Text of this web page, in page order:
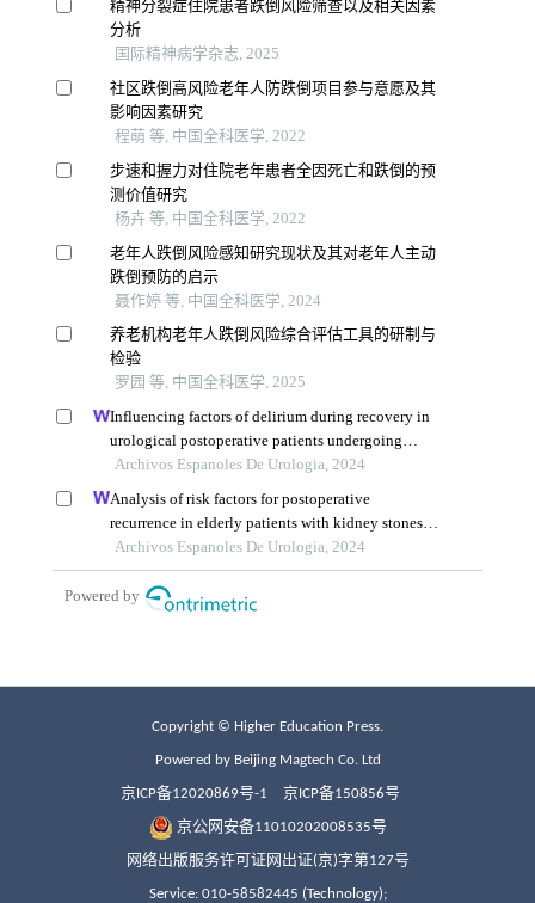
Copyright © Higher Education Press.
Powered by Beijing Magtech Co. Ltd
京ICP备12020869号-1 京ICP备150856号
京公网安备11010202008535号
网络出版服务许可证网出证(京)字第127号
Service: 010-58582445 (Technology);